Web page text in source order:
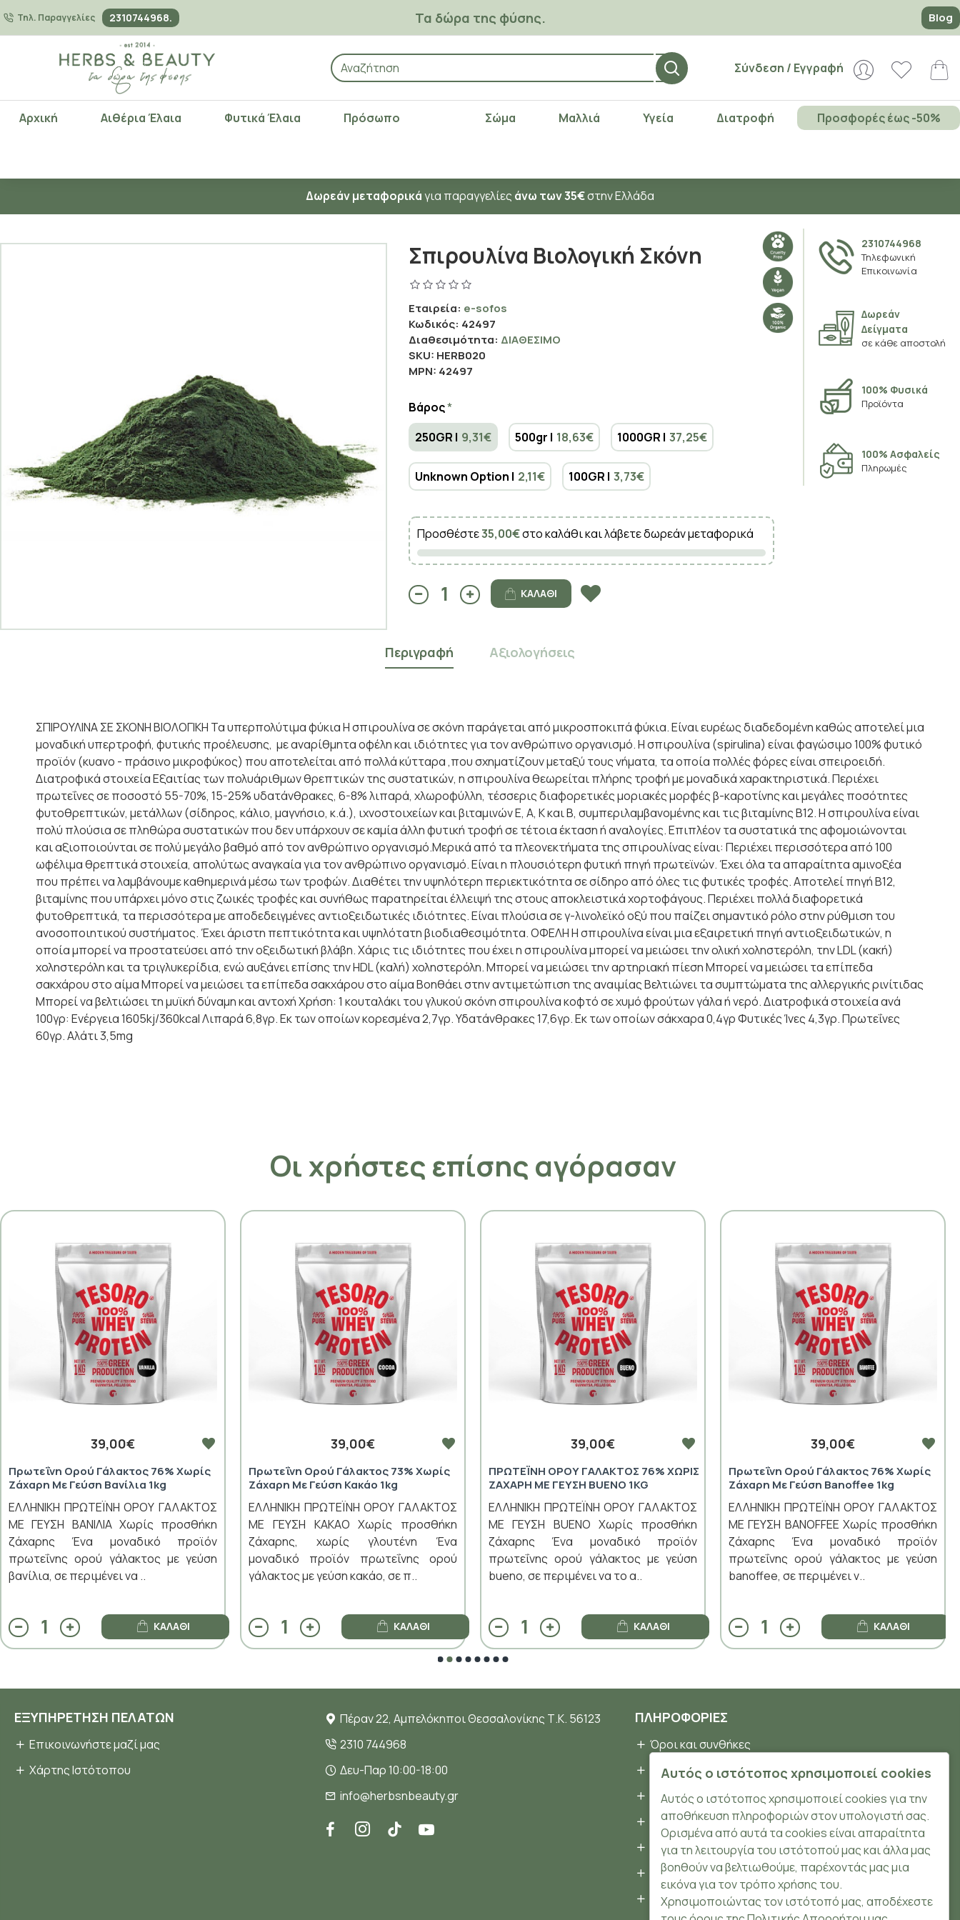
Τηλ. Παραγγελίες 2310744968. Τα δώρα της φύσης. Blog
Σύνδεση / Εγγραφή
Αρχική Αιθέρια Έλαια Φυτικά Έλαια Πρόσωπο Σώμα Μαλλιά Υγεία Διατροφή Προσφορές έως -50%
Δωρεάν μεταφορικάγια παραγγελίες άνω των 35€στην Ελλάδα
Σπιρουλίνα Βιολογική Σκόνη
Εταιρεία: e-sofos
Κωδικός: 42497
Διαθεσιμότητα: ΔΙΑΘΈΣΙΜΟ
SKU: HERB020
MPN: 42497
Βάρος
250GR | 9,31€ 500gr | 18,63€ 1000GR | 37,25€
Unknown Option | 2,11€ 100GR | 3,73€
Προσθέστε35,00€στο καλάθι και λάβετε δωρεάν μεταφορικά
ΚΑΛΆΘΙ
2310744968
Τηλεφωνική
Επικοινωνία
Δωρεάν
Δείγματα
σε κάθε αποστολή
100% Φυσικά
Προϊόντα
100% Ασφαλείς
Πληρωμές
Περιγραφή Αξιολογήσεις
ΣΠΙΡΟΥΛΙΝΑ ΣΕ ΣΚΟΝΗ ΒΙΟΛΟΓΙΚΗ Τα υπερπολύτιμα φύκια Η σπιρουλίνα σε σκόνη παράγεται από μικροσποκιπά φύκια. Είναι ευρέως διαδεδομένη καθώς αποτελεί μια
μοναδική υπερτροφή, φυτικής προέλευσης, με αναρίθμητα οφέλη και ιδιότητες για τον ανθρώπινο οργανισμό. Η σπιρουλίνα (spirulina) είναι φαγώσιμο 100% φυτικό
προϊόν (κυανο - πράσινο μικροφύκος) που αποτελείται από πολλά κύτταρα ,που σχηματίζουν μεταξύ τους νήματα, τα οποία πολλές φόρες είναι σπειροειδή.
Διατροφικά στοιχεία Εξαιτίας των πολυάριθμων θρεπτικών της συστατικών, η σπιρουλίνα θεωρείται πλήρης τροφή με μοναδικά χαρακτηριστικά. Περιέχει
πρωτεΐνες σε ποσοστό 55-70%, 15-25% υδατάνθρακες, 6-8% λιπαρά, χλωροφύλλη, τέσσερις διαφορετικές μοριακές μορφές β-καροτίνης και μεγάλες ποσότητες
φυτοθρεπτικών, μετάλλων (σίδηρος, κάλιο, μαγνήσιο, κ.ά.), ιχνοστοιχείων και βιταμινών Ε, Α, Κ και Β, συμπεριλαμβανομένης και τις βιταμίνης Β12. H σπιρουλίνα είναι
πολύ πλούσια σε πληθώρα συστατικών που δεν υπάρχουν σε καμία άλλη φυτική τροφή σε τέτοια έκταση ή αναλογίες. Επιπλέον τα συστατικά της αφομοιώνονται
και αξιοποιούνται σε πολύ μεγάλο βαθμό από τον ανθρώπινο οργανισμό.Μερικά από τα πλεονεκτήματα της σπιρουλίνας είναι: Περιέχει περισσότερα από 100
ωφέλιμα θρεπτικά στοιχεία, απολύτως αναγκαία για τον ανθρώπινο οργανισμό. Είναι η πλουσιότερη φυτική πηγή πρωτεϊνών. Έχει όλα τα απαραίτητα αμινοξέα
που πρέπει να λαμβάνουμε καθημερινά μέσω των τροφών. Διαθέτει την υψηλότερη περιεκτικότητα σε σίδηρο από όλες τις φυτικές τροφές. Αποτελεί πηγή Β12,
βιταμίνης που υπάρχει μόνο στις ζωικές τροφές και συνήθως παρατηρείται έλλειψή της στους αποκλειστικά χορτοφάγους. Περιέχει πολλά διαφορετικά
φυτοθρεπτικά, τα περισσότερα με αποδεδειγμένες αντιοξειδωτικές ιδιότητες. Είναι πλούσια σε γ-λινολεϊκό οξύ που παίζει σημαντικό ρόλο στην ρύθμιση του
ανοσοποιητικού συστήματος. Έχει άριστη πεπτικότητα και υψηλότατη βιοδιαθεσιμότητα. ΟΦΕΛΗ Η σπιρουλίνα είναι μια εξαιρετική πηγή αντιοξειδωτικών, η
οποία μπορεί να προστατεύσει από την οξειδωτική βλάβη. Χάρις τις ιδιότητες που έχει η σπιρουλίνα μπορεί να μειώσει την ολική χοληστερόλη, την LDL (κακή)
χοληστερόλη και τα τριγλυκερίδια, ενώ αυξάνει επίσης την HDL (καλή) χοληστερόλη. Μπορεί να μειώσει την αρτηριακή πίεση Μπορεί να μειώσει τα επίπεδα
σακχάρου στο αίμα Μπορεί να μειώσει τα επίπεδα σακχάρου στο αίμα Βοηθάει στην αντιμετώπιση της αναιμίας Βελτιώνει τα συμπτώματα της αλλεργικής ρινίτιδας
Μπορεί να βελτιώσει τη μυϊκή δύναμη και αντοχή Χρήση: 1 κουταλάκι του γλυκού σκόνη σπιρουλίνα κοφτό σε χυμό φρούτων γάλα ή νερό. Διατροφικά στοιχεία ανά
100γρ: Ενέργεια 1605kj/360kcal Λιπαρά 6,8γρ. Εκ των οποίων κορεσμένα 2,7γρ. Υδατάνθρακες 17,6γρ. Εκ των οποίων σάκχαρα 0,4γρ Φυτικές Ίνες 4,3γρ. Πρωτεΐνες
60γρ. Αλάτι 3,5mg
Οι χρήστες επίσης αγόρασαν
39,00€
Πρωτεΐνη Ορού Γάλακτος 76% Χωρίς
Ζάχαρη Με Γεύση Βανίλια 1kg
ΕΛΛΗΝΙΚΗ ΠΡΩΤΕΪΝΗ ΟΡΟΥ ΓΑΛΑΚΤΟΣ
ΜΕ ΓΕΥΣΗ ΒΑΝΙΛΙΑ Χωρίς προσθήκη
ζάχαρης Ένα μοναδικό προϊόν
πρωτεΐνης ορού γάλακτος με γεύση
βανίλια, σε περιμένει να ..
ΚΑΛΆΘΙ
39,00€
Πρωτεΐνη Ορού Γάλακτος 73% Χωρίς
Ζάχαρη Με Γεύση Κακάο 1kg
ΕΛΛΗΝΙΚΗ ΠΡΩΤΕΪΝΗ ΟΡΟΥ ΓΑΛΑΚΤΟΣ
ΜΕ ΓΕΥΣΗ ΚΑΚΑΟ Χωρίς προσθήκη
ζάχαρης, χωρίς γλουτένη Ένα
μοναδικό προϊόν πρωτεΐνης ορού
γάλακτος με γεύση κακάο, σε π..
ΚΑΛΆΘΙ
39,00€
ΠΡΩΤΕΪΝΗ ΟΡΟΥ ΓΑΛΑΚΤΟΣ 76% ΧΩΡΙΣ
ΖΑΧΑΡΗ ΜΕ ΓΕΥΣΗ BUENO 1KG
ΕΛΛΗΝΙΚΗ ΠΡΩΤΕΪΝΗ ΟΡΟΥ ΓΑΛΑΚΤΟΣ
ΜΕ ΓΕΥΣΗ BUENO Χωρίς προσθήκη
ζάχαρης Ένα μοναδικό προϊόν
πρωτεΐνης ορού γάλακτος με γεύση
bueno, σε περιμένει να το α..
ΚΑΛΆΘΙ
39,00€
Πρωτεΐνη Ορού Γάλακτος 76% Χωρίς
Ζάχαρη Με Γεύση Banoffee 1kg
ΕΛΛΗΝΙΚΗ ΠΡΩΤΕΪΝΗ ΟΡΟΥ ΓΑΛΑΚΤΟΣ
ΜΕ ΓΕΥΣΗ BANOFFEE Χωρίς προσθήκη
ζάχαρης Ένα μοναδικό προϊόν
πρωτεΐνης ορού γάλακτος με γεύση
banoffee, σε περιμένει ν..
ΚΑΛΆΘΙ
ΕΞΥΠΗΡΈΤΗΣΗ ΠΕΛΑΤΏΝ
Επικοινωνήστε μαζί μας
Χάρτης Ιστότοπου
Πέραν 22, Αμπελόκηποι Θεσσαλονίκης Τ.Κ. 56123
2310 744968
Δευ-Παρ 10:00-18:00
info@herbsnbeauty.gr
ΠΛΗΡΟΦΟΡΊΕΣ
Όροι και συνθήκες
Προσωπικά δεδομένα
Ασφάλεια
Τρόποι Πληρωμής
Τρόποι Αποστολής
Επιστροφές Προϊόντων
Cookies
Αυτός ο ιστότοπος χρησιμοποιεί cookies
Αυτός ο ιστότοπος χρησιμοποιεί cookies για την
αποθήκευση πληροφοριών στον υπολογιστή σας.
Ορισμένα από αυτά τα cookies είναι απαραίτητα
για τη λειτουργία του ιστότοπού μας και άλλα μας
βοηθούν να βελτιωθούμε, παρέχοντάς μας μια
εικόνα για τον τρόπο χρήσης του.
Χρησιμοποιώντας τον ιστότοπό μας, αποδέχεστε